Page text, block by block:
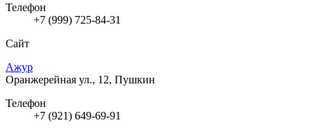
Телефон
+7 (999) 725-84-31
Сайт
Ажур
Оранжерейная ул., 12, Пушкин
Телефон
+7 (921) 649-69-91